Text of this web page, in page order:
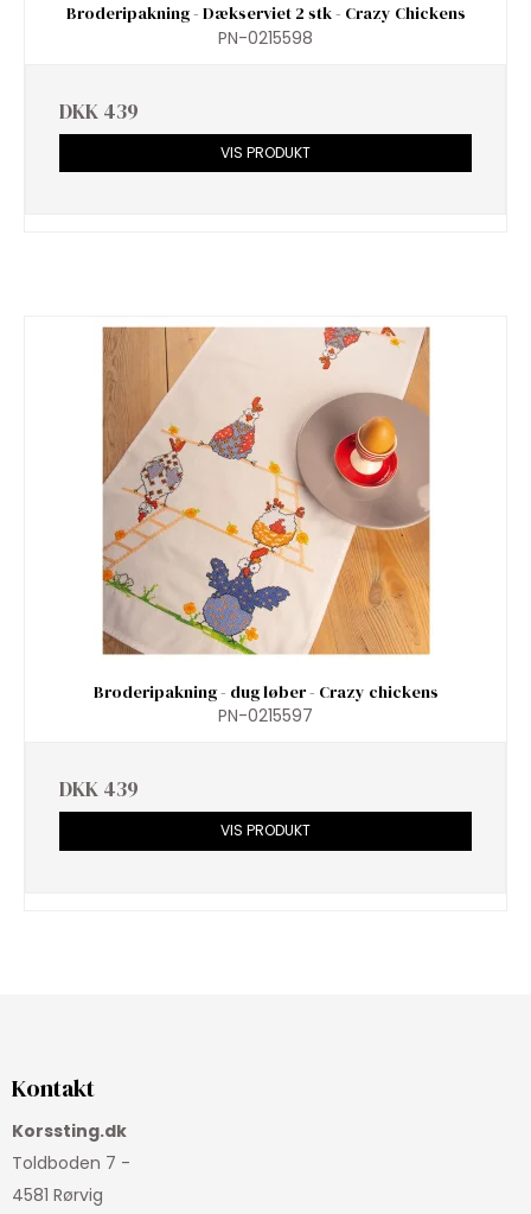
Broderipakning - Dækserviet 2 stk - Crazy Chickens
PN-0215598
DKK 439
VIS PRODUKT
Broderipakning - dug løber - Crazy chickens
PN-0215597
DKK 439
VIS PRODUKT
Kontakt
Korssting.dk
Toldboden 7 -
4581 Rørvig